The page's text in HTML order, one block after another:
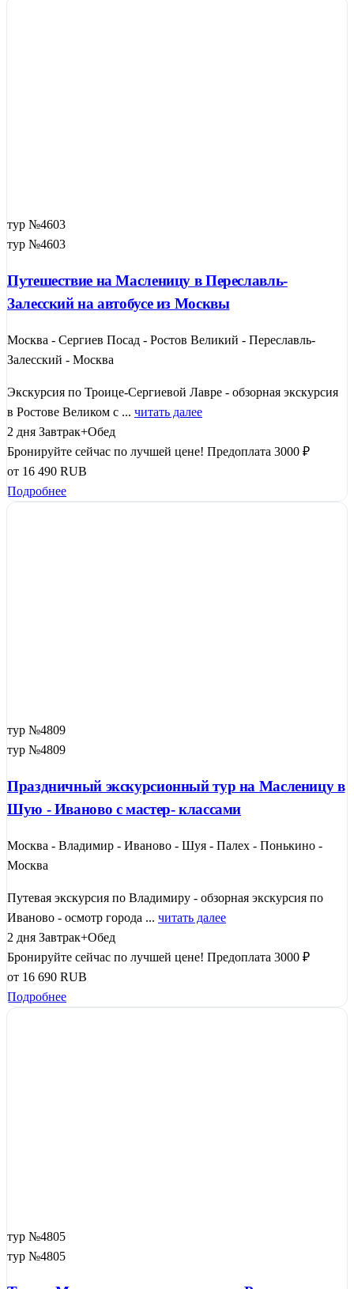
тур №4603
тур №4603
Путешествие на Масленицу в Переславль-
Залесский на автобусе из Москвы
Москва - Сергиев Посад - Ростов Великий - Переславль-
Залесский - Москва
Экскурсия по Троице-Сергиевой Лавре - обзорная экскурсия
в Ростове Великом с ... читать далее
2 дня Завтрак+Обед
Бронируйте сейчас по лучшей цене! Предоплата 3000 ₽
от 16 490 RUB
Подробнее
тур №4809
тур №4809
Праздничный экскурсионный тур на Масленицу в
Шую - Иваново с мастер- классами
Москва - Владимир - Иваново - Шуя - Палех - Понькино -
Москва
Путевая экскурсия по Владимиру​ - обзорная экскурсия по
Иваново - осмотр города ... читать далее
2 дня Завтрак+Обед
Бронируйте сейчас по лучшей цене! Предоплата 3000 ₽
от 16 690 RUB
Подробнее
тур №4805
тур №4805